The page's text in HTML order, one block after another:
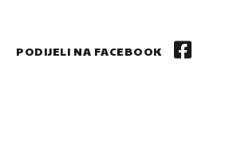
PODIJELI NA FACEBOOK